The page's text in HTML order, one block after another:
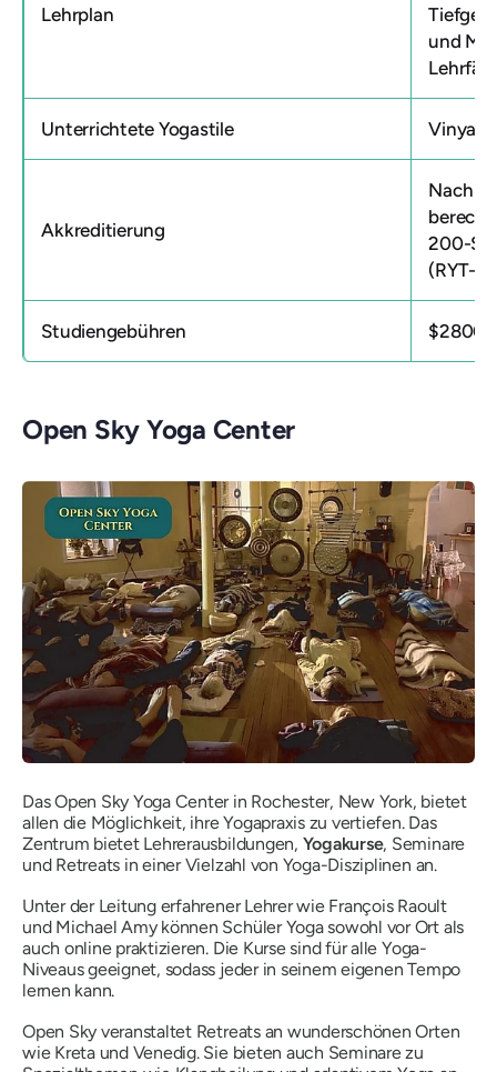
Lehrplan
und
Unterrichtete Yogastile
Akkreditierung
Nach
200-
(RYT-
Studiengebühren $2800
Open Sky Yoga Center
Das Open Sky Yoga Center in Rochester, New York, bietet
allen die Möglichkeit, ihre Yogapraxis zu vertiefen. Das
Zentrum bietet Lehrerausbildungen, Yogakurse, Seminare
und Retreats in einer Vielzahl von Yoga-Disziplinen an.
Unter der Leitung erfahrener Lehrer wie François Raoult
und Michael Amy können Schüler Yoga sowohl vor Ort als
auch online praktizieren. Die Kurse sind für alle Yoga-
Niveaus geeignet, sodass jeder in seinem eigenen Tempo
lernen kann.
Open Sky veranstaltet Retreats an wunderschönen Orten
wie Kreta und Venedig. Sie bieten auch Seminare zu